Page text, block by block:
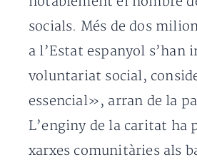
socials. Més de dos
a l’Estat espanyol s’han
voluntariat social,
essencial», arran de la
L’enginy de la caritat ha
xarxes comunitàries als